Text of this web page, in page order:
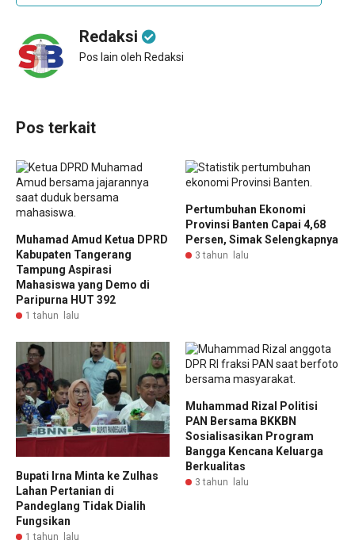
Redaksi
Pos lain oleh Redaksi
Pos terkait
Muhamad Amud Ketua DPRD
Kabupaten Tangerang
Tampung Aspirasi
Mahasiswa yang Demo di
Paripurna HUT 392
1 tahun lalu
Pertumbuhan Ekonomi
Provinsi Banten Capai 4,68
Persen, Simak Selengkapnya
3 tahun lalu
Bupati Irna Minta ke Zulhas
Lahan Pertanian di
Pandeglang Tidak Dialih
Fungsikan
1 tahun lalu
Muhammad Rizal Politisi
PAN Bersama BKKBN
Sosialisasikan Program
Bangga Kencana Keluarga
Berkualitas
3 tahun lalu